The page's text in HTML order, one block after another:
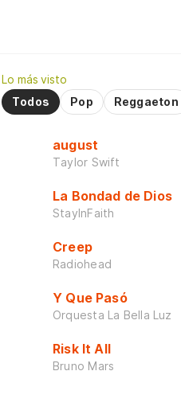
Lo más visto
Todos
Pop Reggaeton
august
Taylor Swift
La Bondad de Dios
StayInFaith
Creep
Radiohead
Y Que Pasó
Orquesta La Bella Luz
Risk It All
Bruno Mars